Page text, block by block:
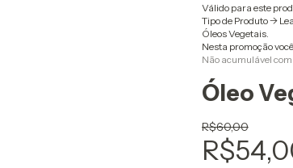
Válido para este
Tipo de Produto ->
Óleos Vegetais.
Nesta promoção
Não acumulável
Óleo
R$60,00